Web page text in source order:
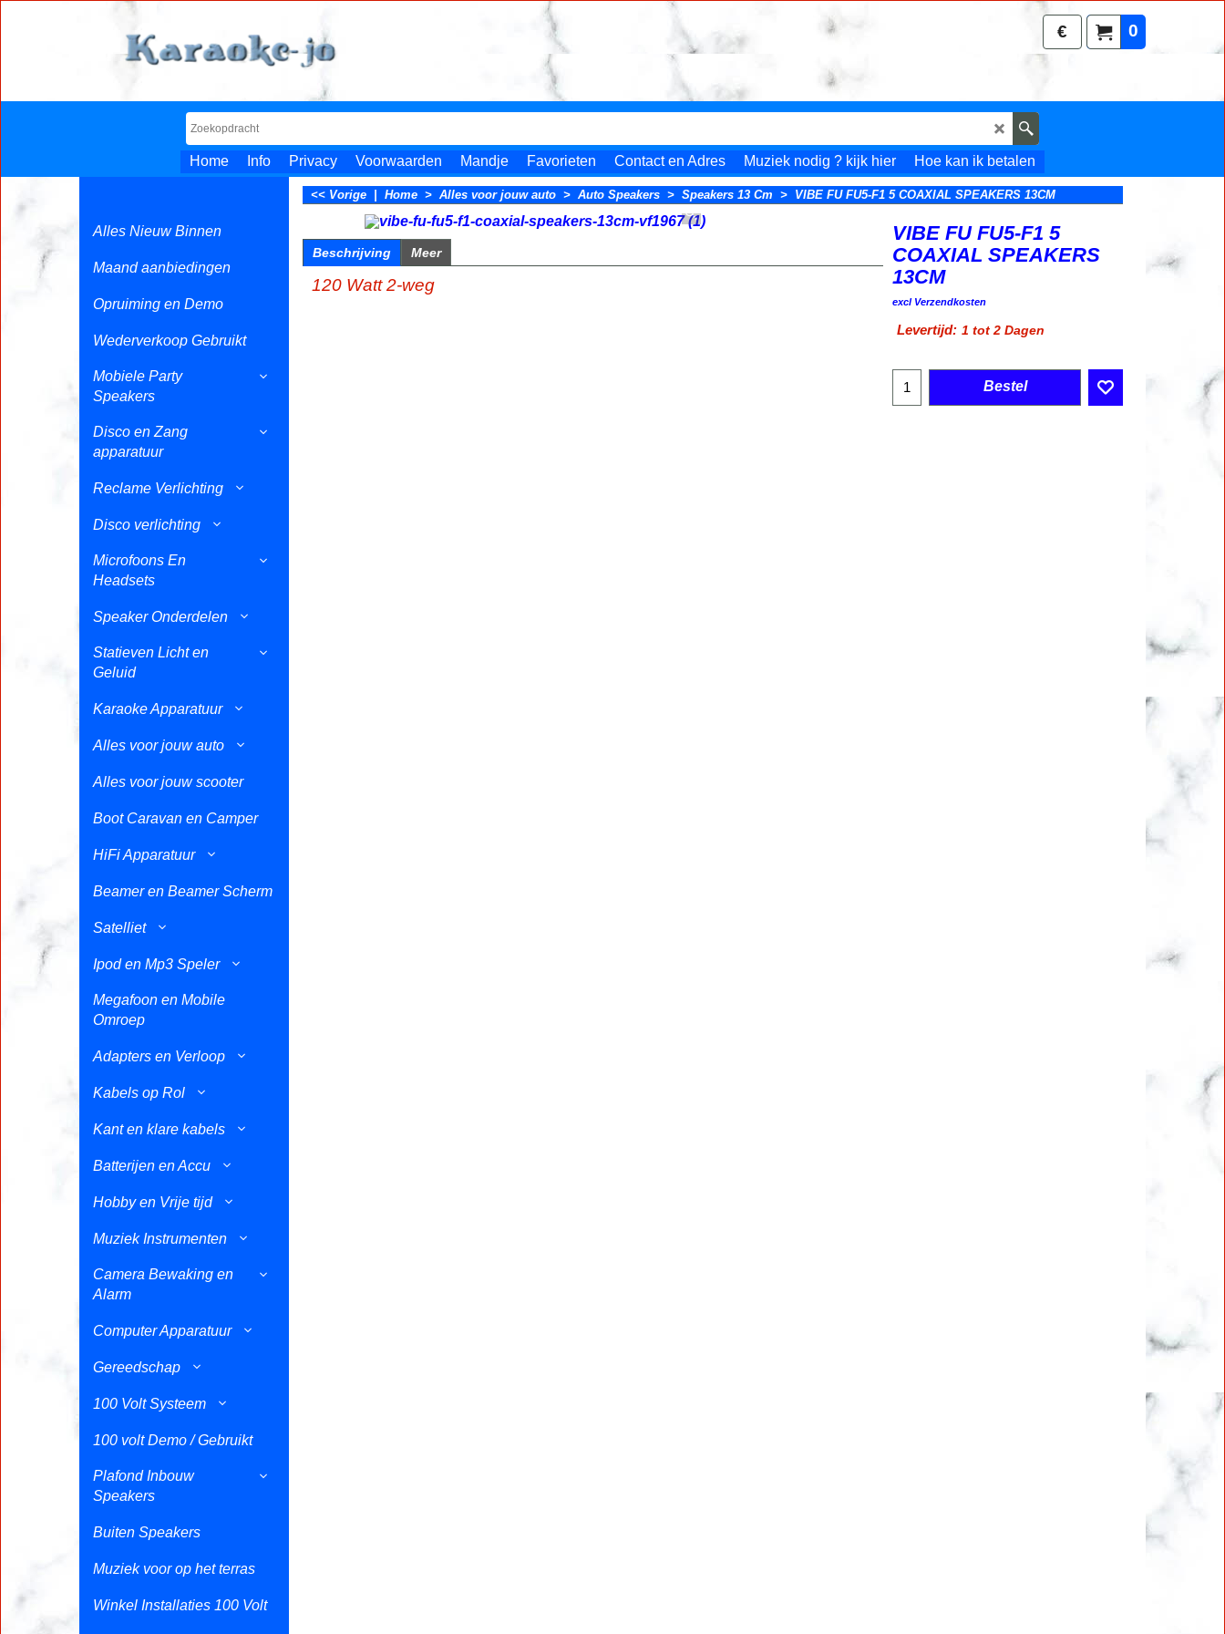
0
€
Home Info Privacy Voorwaarden Mandje Favorieten Contact en Adres Muziek nodig ? kijk hier Hoe kan ik betalen
Alles Nieuw Binnen
Maand aanbiedingen
Opruiming en Demo
Wederverkoop Gebruikt
Mobiele Party
Speakers
Disco en Zang
apparatuur
Reclame Verlichting
Disco verlichting
Microfoons En
Headsets
Speaker Onderdelen
Statieven Licht en
Geluid
Karaoke Apparatuur
Alles voor jouw auto
Alles voor jouw scooter
Boot Caravan en Camper
HiFi Apparatuur
Beamer en Beamer Scherm
Satelliet
Ipod en Mp3 Speler
Megafoon en Mobile
Omroep
Adapters en Verloop
Kabels op Rol
Kant en klare kabels
Batterijen en Accu
Hobby en Vrije tijd
Muziek Instrumenten
Camera Bewaking en
Alarm
Computer Apparatuur
Gereedschap
100 Volt Systeem
100 volt Demo / Gebruikt
Plafond Inbouw
Speakers
Buiten Speakers
Muziek voor op het terras
Winkel Installaties 100 Volt
<< Vorige Home > Alles voor jouw auto > Auto Speakers > Speakers 13 Cm > VIBE FU FU5-F1 5 COAXIAL SPEAKERS 13CM
VIBE FU FU5-F1 5
COAXIAL SPEAKERS
13CM
€29.95
excl Verzendkosten
Beschrijving Meer
120 Watt 2-weg